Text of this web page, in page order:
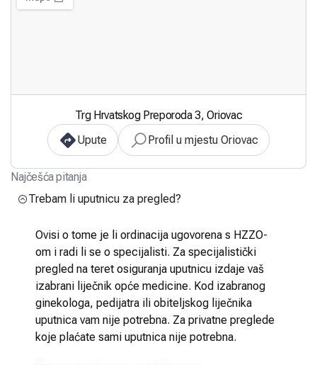
Trg Hrvatskog Preporoda 3, Oriovac
Upute
Profil u mjestu Oriovac
Najčešća pitanja
Trebam li uputnicu za pregled?
Ovisi o tome je li ordinacija ugovorena s HZZO-
om i radi li se o specijalisti. Za specijalistički
pregled na teret osiguranja uputnicu izdaje vaš
izabrani liječnik opće medicine. Kod izabranog
ginekologa, pedijatra ili obiteljskog liječnika
uputnica vam nije potrebna. Za privatne preglede
koje plaćate sami uputnica nije potrebna.